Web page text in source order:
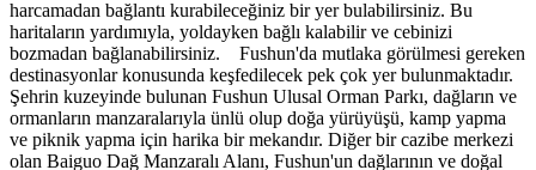
harcamadan bağlantı kurabileceğiniz bir yer bulabilirsiniz. Bu
haritaların yardımıyla, yoldayken bağlı kalabilir ve cebinizi
bozmadan bağlanabilirsiniz. Fushun'da mutlaka görülmesi gereken
destinasyonlar konusunda keşfedilecek pek çok yer bulunmaktadır.
Şehrin kuzeyinde bulunan Fushun Ulusal Orman Parkı, dağların ve
ormanların manzaralarıyla ünlü olup doğa yürüyüşü, kamp yapma
ve piknik yapma için harika bir mekandır. Diğer bir cazibe merkezi
olan Baiguo Dağ Manzaralı Alanı, Fushun'un dağlarının ve doğal